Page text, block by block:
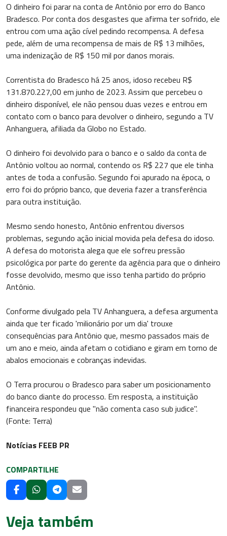
O dinheiro foi parar na conta de Antônio por erro do Banco
Bradesco. Por conta dos desgastes que afirma ter sofrido, ele
entrou com uma ação cível pedindo recompensa. A defesa
pede, além de uma recompensa de mais de R$ 13 milhões,
uma indenização de R$ 150 mil por danos morais.
Correntista do Bradesco há 25 anos, idoso recebeu R$
131.870.227,00 em junho de 2023. Assim que percebeu o
dinheiro disponível, ele não pensou duas vezes e entrou em
contato com o banco para devolver o dinheiro, segundo a TV
Anhanguera, afiliada da Globo no Estado.
O dinheiro foi devolvido para o banco e o saldo da conta de
Antônio voltou ao normal, contendo os R$ 227 que ele tinha
antes de toda a confusão. Segundo foi apurado na época, o
erro foi do próprio banco, que deveria fazer a transferência
para outra instituição.
Mesmo sendo honesto, Antônio enfrentou diversos
problemas, segundo ação inicial movida pela defesa do idoso.
A defesa do motorista alega que ele sofreu pressão
psicológica por parte do gerente da agência para que o dinheiro
fosse devolvido, mesmo que isso tenha partido do próprio
Antônio.
Conforme divulgado pela TV Anhanguera, a defesa argumenta
ainda que ter ficado 'milionário por um dia' trouxe
consequências para Antônio que, mesmo passados mais de
um ano e meio, ainda afetam o cotidiano e giram em torno de
abalos emocionais e cobranças indevidas.
O Terra procurou o Bradesco para saber um posicionamento
do banco diante do processo. Em resposta, a instituição
financeira respondeu que "não comenta caso sub judice".
(Fonte: Terra)
Notícias FEEB PR
COMPARTILHE
Veja também